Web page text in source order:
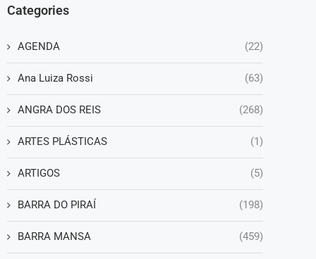
Categories
AGENDA (22)
Ana Luiza Rossi (63)
ANGRA DOS REIS (268)
ARTES PLÁSTICAS (1)
ARTIGOS (5)
BARRA DO PIRAÍ (198)
BARRA MANSA (459)